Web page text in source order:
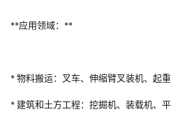
**应用领域：**
* 物料搬运：叉车、伸缩臂叉装机、起
* 建筑和土方工程：挖掘机、装载机、